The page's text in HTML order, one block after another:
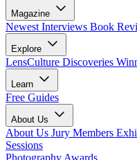
Magazine
Newest Interviews Book
Explore
LensCulture Discoveries
Learn
Free Guides
About Us
About Us Jury Members
Sessions